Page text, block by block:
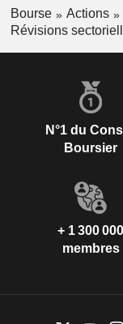
Bourse Actions
Révisions
N°1 du
Boursier
+ 1 300 000
membres